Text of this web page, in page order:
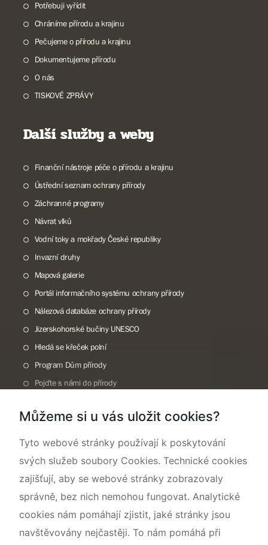
Potřebuji vyřídit
Chráníme přírodu a krajinu
Pečujeme o přírodu a krajinu
Dokumentujeme přírodu
O nás
TISKOVÉ ZPRÁVY
Další služby a weby
Finanční nástroje péče o přírodu a krajinu
Ústřední seznam ochrany přírody
Záchranné programy
Návrat vlků
Vodní toky a mokřady České republiky
Invazní druhy
Mapová galerie
Portál informačního systému ochrany přírody
Nálezová databáze ochrany přírody
Jizerskohorské bučiny UNESCO
Hledá se křeček polní
Program Dům přírody
Pojďte s námi do přírody
Rok CHKO pod záštitou České komise pro UNESCO
Můžeme si u vás uložit cookies?
Tyto webové stránky používají k poskytování
svých služeb soubory Cookies. Technické cookies
zajišťují, aby se webové stránky zobrazovaly
správně, bez nich nemohou fungovat. Analytické
cookies nám pomáhají zjistit, jaké stránky jsou
navštěvovány nejčastěji. To nám pomáhá při